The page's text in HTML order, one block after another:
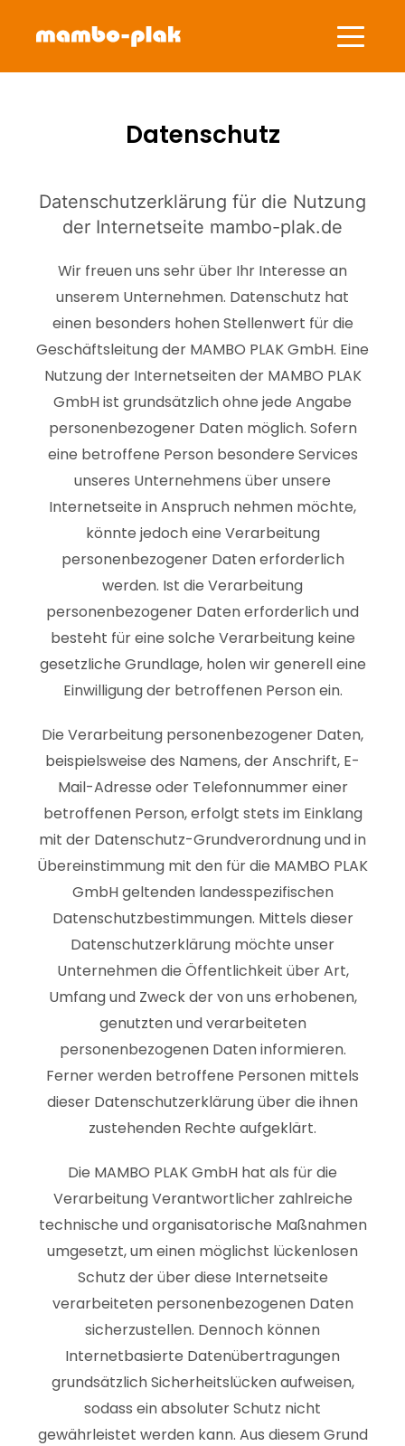
Datenschutz
Datenschutzerklärung für die Nutzung
der Internetseite mambo-plak.de
Wir freuen uns sehr über Ihr Interesse an
unserem Unternehmen. Datenschutz hat
einen besonders hohen Stellenwert für die
Geschäftsleitung der MAMBO PLAK GmbH. Eine
Nutzung der Internetseiten der MAMBO PLAK
GmbH ist grundsätzlich ohne jede Angabe
personenbezogener Daten möglich. Sofern
eine betroffene Person besondere Services
unseres Unternehmens über unsere
Internetseite in Anspruch nehmen möchte,
könnte jedoch eine Verarbeitung
personenbezogener Daten erforderlich
werden. Ist die Verarbeitung
personenbezogener Daten erforderlich und
besteht für eine solche Verarbeitung keine
gesetzliche Grundlage, holen wir generell eine
Einwilligung der betroffenen Person ein.
Die Verarbeitung personenbezogener Daten,
beispielsweise des Namens, der Anschrift, E-
Mail-Adresse oder Telefonnummer einer
betroffenen Person, erfolgt stets im Einklang
mit der Datenschutz-Grundverordnung und in
Übereinstimmung mit den für die MAMBO PLAK
GmbH geltenden landesspezifischen
Datenschutzbestimmungen. Mittels dieser
Datenschutzerklärung möchte unser
Unternehmen die Öffentlichkeit über Art,
Umfang und Zweck der von uns erhobenen,
genutzten und verarbeiteten
personenbezogenen Daten informieren.
Ferner werden betroffene Personen mittels
dieser Datenschutzerklärung über die ihnen
zustehenden Rechte aufgeklärt.
Die MAMBO PLAK GmbH hat als für die
Verarbeitung Verantwortlicher zahlreiche
technische und organisatorische Maßnahmen
umgesetzt, um einen möglichst lückenlosen
Schutz der über diese Internetseite
verarbeiteten personenbezogenen Daten
sicherzustellen. Dennoch können
Internetbasierte Datenübertragungen
grundsätzlich Sicherheitslücken aufweisen,
sodass ein absoluter Schutz nicht
gewährleistet werden kann. Aus diesem Grund